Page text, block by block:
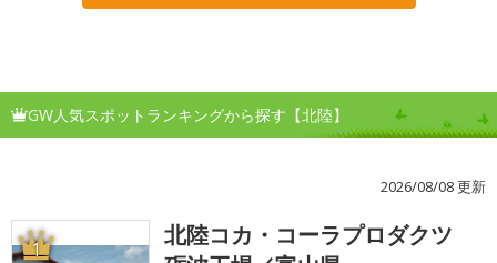
GW人気スポットランキングから探す【北陸】
2026/08/08 更新
1
北陸コカ・コーラプロダクツ